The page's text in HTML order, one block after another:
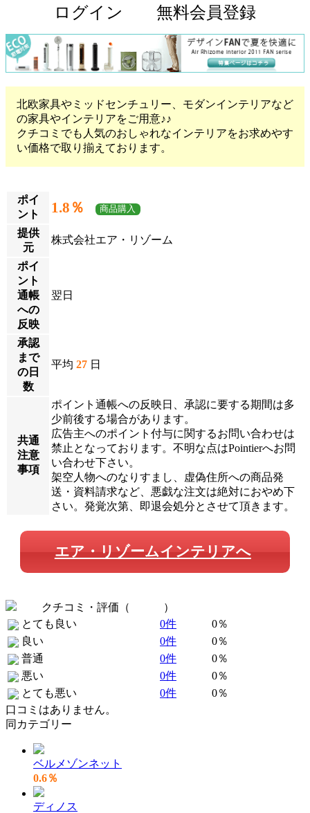
ログイン 無料会員登録
北欧家具やミッドセンチュリー、モダンインテリアなど
の家具やインテリアをご用意♪♪
クチコミでも人気のおしゃれなインテリアをお求めやす
い価格で取り揃えております。
ポイ
ント
1.8％ 商品購入
提供
元
株式会社エア・リゾーム
ポイ
ント
通帳
への
反映
翌日
承認
まで
の日
数
平均 27 日
共通
注意
事項
ポイント通帳への反映日、承認に要する期間は多
少前後する場合があります。
広告主へのポイント付与に関するお問い合わせは
禁止となっております。不明な点はPointierへお問
い合わせ下さい。
架空人物へのなりすまし、虚偽住所への商品発
送・資料請求など、悪戯な注文は絶対におやめ下
さい。発覚次第、即退会処分とさせて頂きます。
エア・リゾームインテリアへ
クチコミ・評価（
）
とても良い
0件
0％
良い
0件
0％
普通
0件
0％
悪い
0件
0％
とても悪い
0件
0％
口コミはありません。
同カテゴリー
ベルメゾンネット
0.6％
ディノス